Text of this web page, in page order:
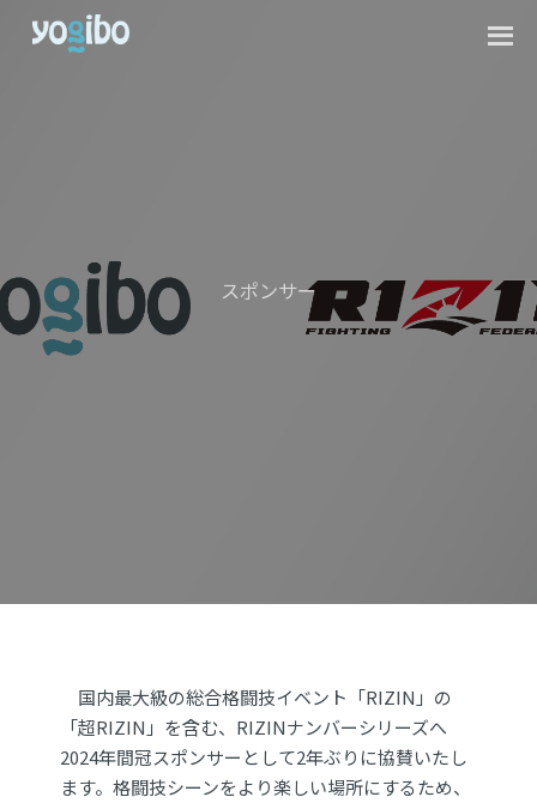
スポンサー
国内最大級の総合格闘技イベント「RIZIN」の
「超RIZIN」を含む、RIZINナンバーシリーズへ
2024年間冠スポンサーとして2年ぶりに協賛いたし
ます。格闘技シーンをより楽しい場所にするため、